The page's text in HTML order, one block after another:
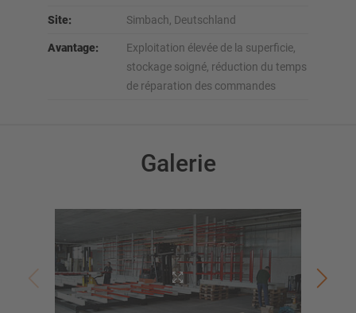
Site: Simbach, Deutschland
Avantage:
Exploitation élevée de la superficie,
stockage soigné, réduction du temps
de réparation des commandes
Galerie